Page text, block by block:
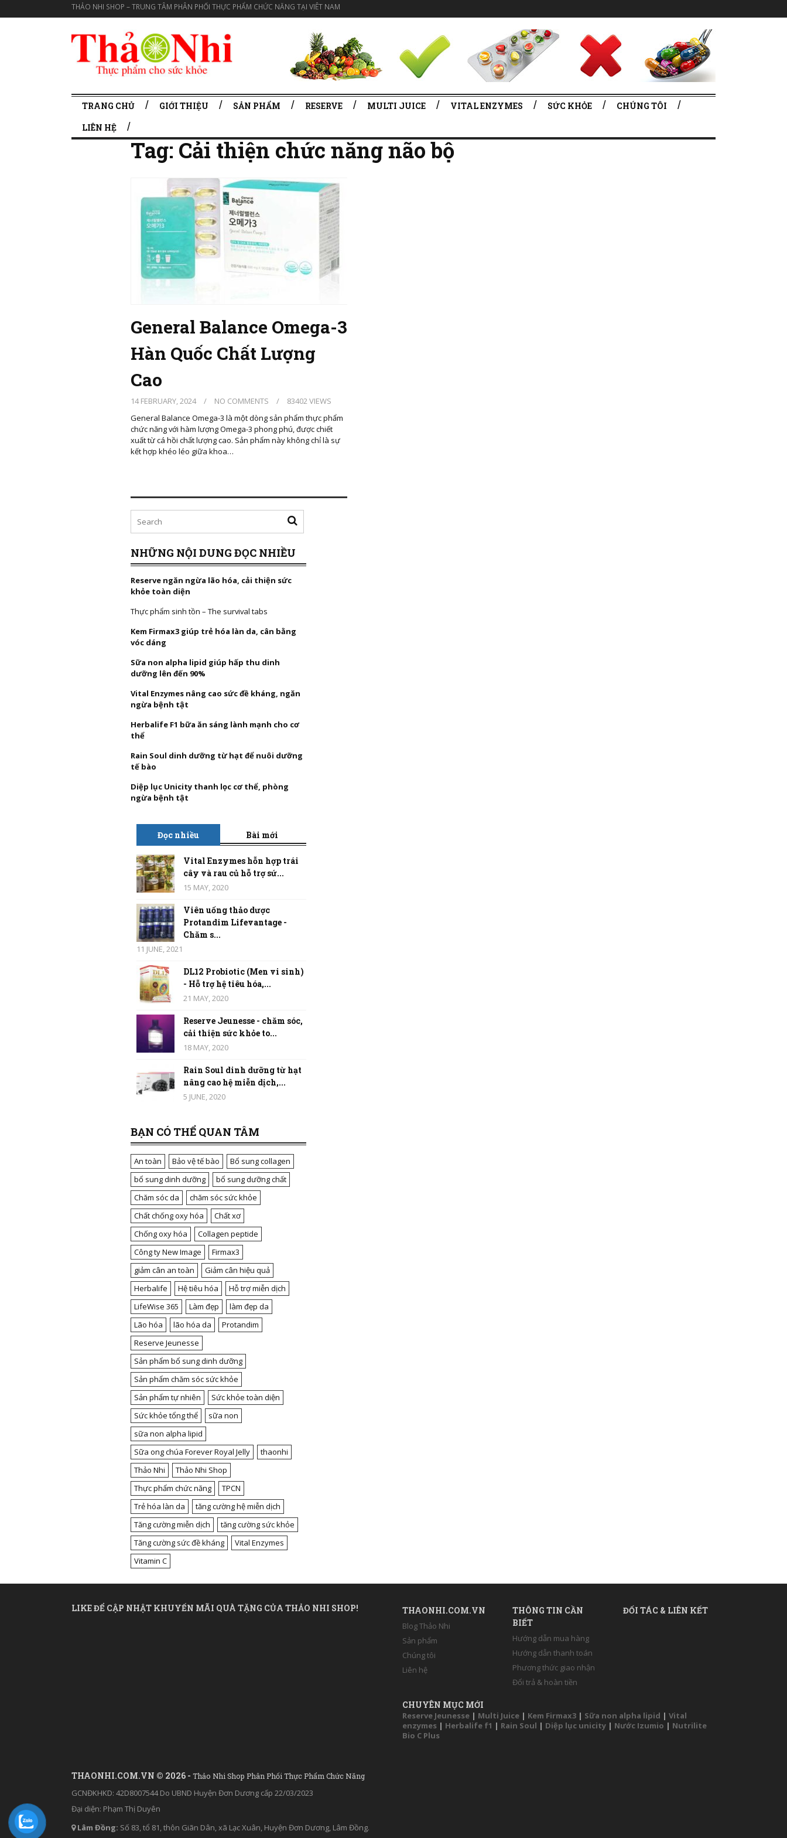
THẢO NHI SHOP – TRUNG TÂM PHÂN PHỐI THỰC PHẨM CHỨC NĂNG TẠI VIÊT NAM
TRANG CHỦ GIỚI THIỆU SẢN PHẨM RESERVE MULTI JUICE VITAL ENZYMES SỨC KHỎE
CHÚNG TÔI
LIÊN HỆ
Tag: Cải thiện chức năng não bộ
General Balance Omega-3
Hàn Quốc Chất Lượng
Cao
14 FEBRUARY, 2024 / NO COMMENTS /
83402 VIEWS
General Balance Omega-3 là một dòng sản phẩm thực phẩm
chức năng với hàm lượng Omega-3 phong phú, được chiết
xuất từ cá hồi chất lượng cao. Sản phẩm này không chỉ là sự
kết hợp khéo léo giữa khoa…
NHỮNG NỘI DUNG ĐỌC NHIỀU
Reserve ngăn ngừa lão hóa, cải thiện sức
khỏe toàn diện
Thực phẩm sinh tồn – The survival tabs
Kem Firmax3 giúp trẻ hóa làn da, cân bằng
vóc dáng
Sữa non alpha lipid giúp hấp thu dinh
dưỡng lên đến 90%
Vital Enzymes nâng cao sức đề kháng, ngăn
ngừa bệnh tật
Herbalife F1 bữa ăn sáng lành mạnh cho cơ
thể
Rain Soul dinh dưỡng từ hạt để nuôi dưỡng
tế bào
Diệp lục Unicity thanh lọc cơ thể, phòng
ngừa bệnh tật
Đọc nhiều Bài mới
Vital Enzymes hỗn hợp trái
cây và rau củ hỗ trợ sứ...
15 MAY, 2020
Viên uống thảo dược
Protandim Lifevantage -
Chăm s...
11 JUNE, 2021
DL12 Probiotic (Men vi sinh)
- Hỗ trợ hệ tiêu hóa,...
21 MAY, 2020
Reserve Jeunesse - chăm sóc,
cải thiện sức khỏe to...
18 MAY, 2020
Rain Soul dinh dưỡng từ hạt
nâng cao hệ miễn dịch,...
5 JUNE, 2020
BẠN CÓ THỂ QUAN TÂM
An toàn Bảo vệ tế bào
Bổ sung collagen
bổ sung dinh dưỡng
bổ sung dưỡng chất
Chăm sóc da
chăm sóc sức khỏe
Chất chống oxy hóa
Chất xơ
Chống oxy hóa
Collagen peptide
Công ty New Image
Firmax3
giảm cân an toàn
Giảm cân hiệu quả
Herbalife
Hệ tiêu hóa
Hỗ trợ miễn dịch
LifeWise 365
Làm đẹp
làm đẹp da
Lão hóa
lão hóa da
Protandim
Reserve Jeunesse
Sản phẩm bổ sung dinh dưỡng
Sản phẩm chăm sóc sức khỏe
Sản phẩm tự nhiên
Sức khỏe toàn diện
Sức khỏe tổng thể
sữa non
sữa non alpha lipid
Sữa ong chúa Forever Royal Jelly
thaonhi
Thảo Nhi
Thảo Nhi Shop
Thực phẩm chức năng
TPCN
Trẻ hóa làn da
tăng cường hệ miễn dịch
Tăng cường miễn dịch
tăng cường sức khỏe
Tăng cường sức đề kháng
Vital Enzymes
Vitamin C
LIKE ĐỂ CẬP NHẬT KHUYẾN MÃI QUÀ TẶNG CỦA THẢO NHI SHOP!
THAONHI.COM.VN © 2026 - Thảo Nhi Shop Phân Phối Thực Phẩm Chức Năng
GCNĐKHKD: 42D8007544 Do UBND Huyện Đơn Dương cấp 22/03/2023
Đại diện: Phạm Thị Duyên
Lâm Đồng: Số 83, tổ 81, thôn Giãn Dân, xã Lạc Xuân, Huyện Đơn Dương, Lâm Đồng.
THAONHI.COM.VN
Blog Thảo Nhi
Sản phẩm
Chúng tôi
Liên hệ
THÔNG TIN CẦN
BIẾT
Hướng dẫn mua hàng
Hướng dẫn thanh toán
Phương thức giao nhận
Đổi trả & hoàn tiền
ĐỐI TÁC & LIÊN KẾT
CHUYÊN MỤC MỚI
Reserve Jeunesse | Multi Juice | Kem Firmax3 | Sữa non alpha lipid | Vital
enzymes | Herbalife f1 | Rain Soul | Diệp lục unicity | Nước Izumio | Nutrilite
Bio C Plus